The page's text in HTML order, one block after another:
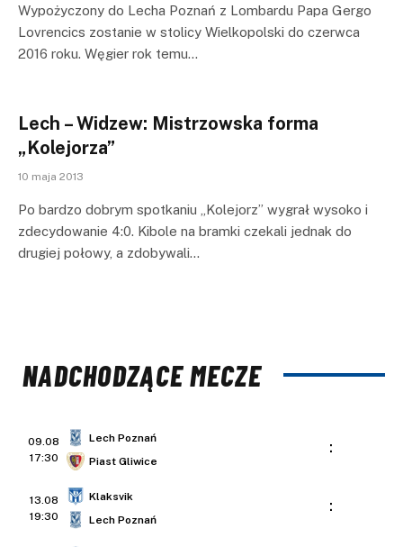
Wypożyczony do Lecha Poznań z Lombardu Papa Gergo
Lovrencics zostanie w stolicy Wielkopolski do czerwca
2016 roku. Węgier rok temu…
Lech – Widzew: Mistrzowska forma
„Kolejorza”
10 maja 2013
Po bardzo dobrym spotkaniu „Kolejorz” wygrał wysoko i
zdecydowanie 4:0. Kibole na bramki czekali jednak do
drugiej połowy, a zdobywali…
NADCHODZĄCE MECZE
09.08
17:30
Lech Poznań
Piast Gliwice
:
13.08
19:30
Klaksvik
Lech Poznań
: